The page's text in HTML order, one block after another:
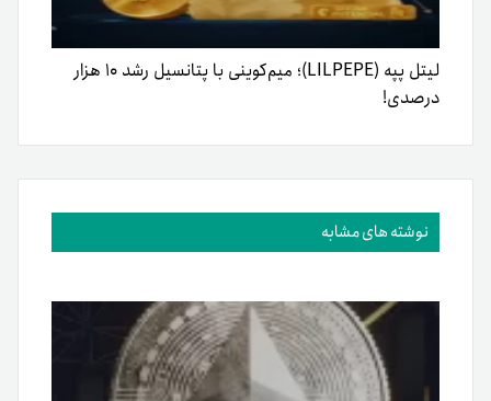
لیتل پپه (LILPEPE)؛ میم‌کوینی با پتانسیل رشد ۱۰ هزار
درصدی!
نوشته های مشابه